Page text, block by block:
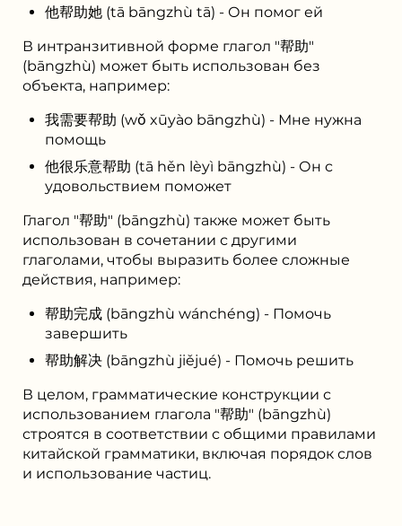
他帮助她 (tā bāngzhù tā) - Он помог ей
В интранзитивной форме глагол "帮助"
(bāngzhù) может быть использован без
объекта, например:
我需要帮助 (wǒ xūyào bāngzhù) - Мне нужна
помощь
他很乐意帮助 (tā hěn lèyì bāngzhù) - Он с
удовольствием поможет
Глагол "帮助" (bāngzhù) также может быть
использован в сочетании с другими
глаголами, чтобы выразить более сложные
действия, например:
帮助完成 (bāngzhù wánchéng) - Помочь
завершить
帮助解决 (bāngzhù jiějué) - Помочь решить
В целом, грамматические конструкции с
использованием глагола "帮助" (bāngzhù)
строятся в соответствии с общими правилами
китайской грамматики, включая порядок слов
и использование частиц.